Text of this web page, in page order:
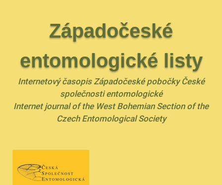
Západočeské
entomologické listy
Internetový časopis Západočeské pobočky České
společnosti entomologické
Internet journal of the West Bohemian Section of the
Czech Entomological Society